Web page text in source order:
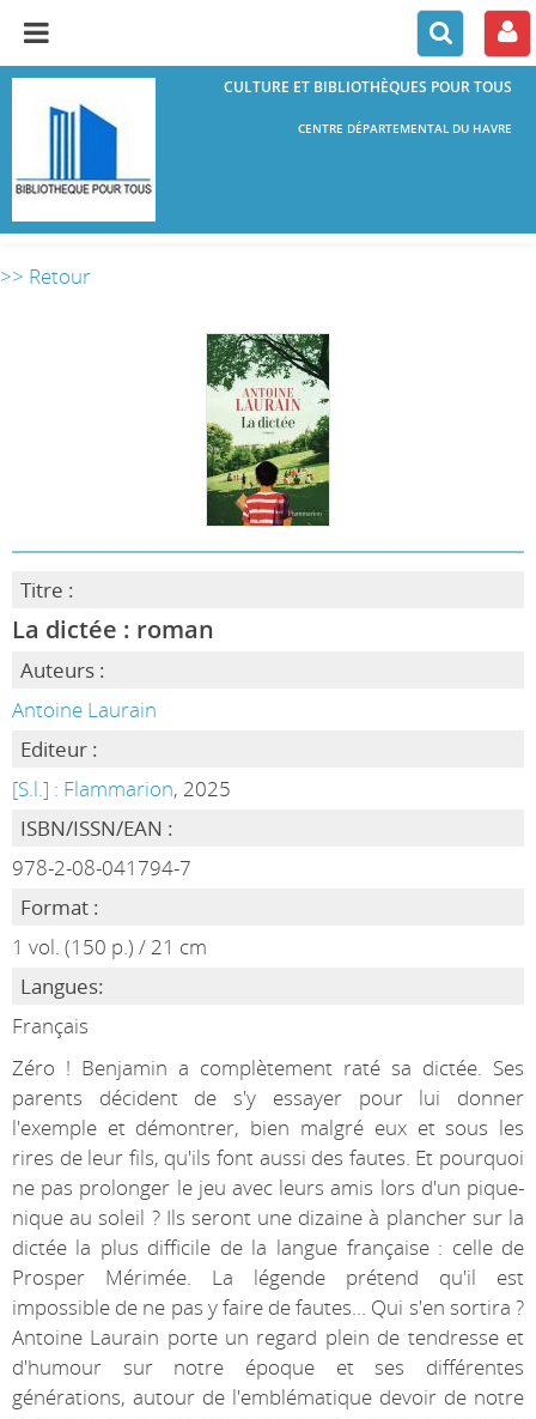
CULTURE ET BIBLIOTHÈQUES POUR TOUS
CENTRE DÉPARTEMENTAL DU HAVRE
>> Retour
Titre :
La dictée : roman
Auteurs :
Antoine Laurain
Editeur :
[S.l.] : Flammarion, 2025
ISBN/ISSN/EAN :
978-2-08-041794-7
Format :
1 vol. (150 p.) / 21 cm
Langues:
Français
Zéro ! Benjamin a complètement raté sa dictée. Ses
parents décident de s'y essayer pour lui donner
l'exemple et démontrer, bien malgré eux et sous les
rires de leur fils, qu'ils font aussi des fautes. Et pourquoi
ne pas prolonger le jeu avec leurs amis lors d'un pique-
nique au soleil ? Ils seront une dizaine à plancher sur la
dictée la plus difficile de la langue française : celle de
Prosper Mérimée. La légende prétend qu'il est
impossible de ne pas y faire de fautes... Qui s'en sortira ?
Antoine Laurain porte un regard plein de tendresse et
d'humour sur notre époque et ses différentes
générations, autour de l'emblématique devoir de notre